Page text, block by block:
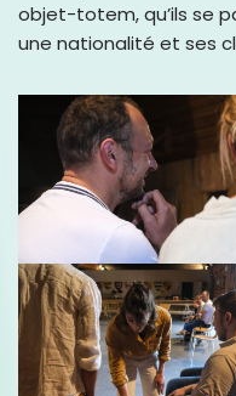
objet-totem, qu’ils se
une nationalité et ses